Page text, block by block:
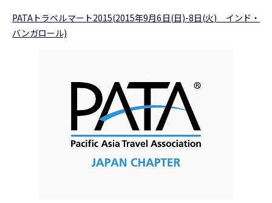
PATAトラベルマート2015(2015年9月6日(日)-8日(火) インド・
バンガロール)